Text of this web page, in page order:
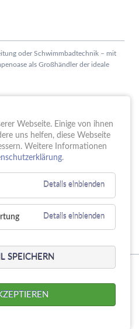
oder Schwimmbadtechnik – mit
als Großhändler der ideale
PUMPENoase!
AGB
Webseite. Einige von ihnen
uns helfen, diese Webseite
Weitere Informationen
.
Details einblenden
Details einblenden
SPEICHERN